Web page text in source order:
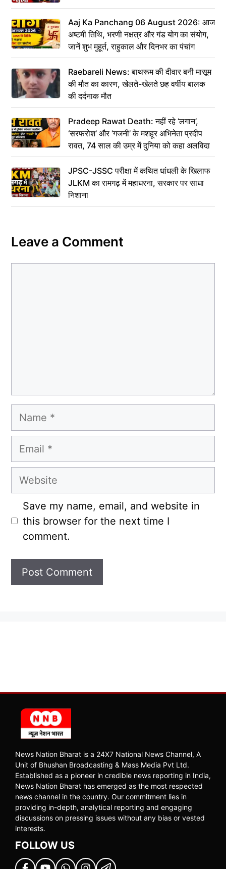
Aaj Ka Panchang 06 August 2026: आज
अष्टमी तिथि, भरणी नक्षत्र और गंड योग का संयोग,
जानें शुभ मुहूर्त, राहुकाल और दिनभर का पंचांग
Raebareli News: बाथरूम की दीवार बनी मासूम
की मौत का कारण, खेलते-खेलते छह वर्षीय बालक
की दर्दनाक मौत
Pradeep Rawat Death: नहीं रहे ‘लगान’,
‘सरफरोश’ और ‘गजनी’ के मशहूर अभिनेता प्रदीप
रावत, 74 साल की उम्र में दुनिया को कहा अलविदा
JPSC-JSSC परीक्षा में कथित धांधली के खिलाफ
JLKM का रामगढ़ में महाधरना, सरकार पर साधा
निशाना
Leave a Comment
Name
Email
Website
Save my name, email, and website in
this browser for the next time I
comment.
News Nation Bharat is a 24X7 National News Channel, A
Unit of Bhushan Broadcasting & Mass Media Pvt Ltd.
Established as a pioneer in credible news reporting in India,
News Nation Bharat has emerged as the most respected
news channel in the country. Our commitment lies in
providing in-depth, analytical reporting and engaging
discussions on pressing issues without any bias or vested
interests.
FOLLOW US